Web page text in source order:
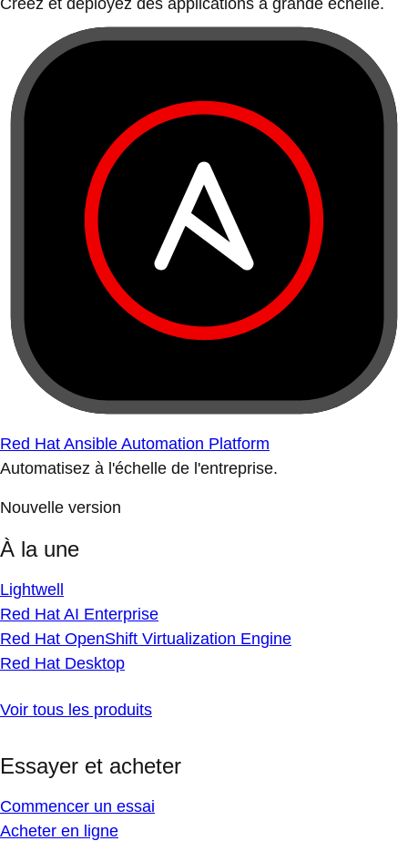
Créez et déployez des applications à grande échelle.
Red Hat Ansible Automation Platform
Automatisez à l'échelle de l'entreprise.
Nouvelle version
À la une
Lightwell
Red Hat AI Enterprise
Red Hat OpenShift Virtualization Engine
Red Hat Desktop
Voir tous les produits
Essayer et acheter
Commencer un essai
Acheter en ligne